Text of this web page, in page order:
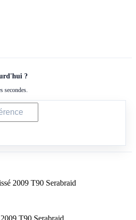
?
secondes.
2009 T90 Serabraid